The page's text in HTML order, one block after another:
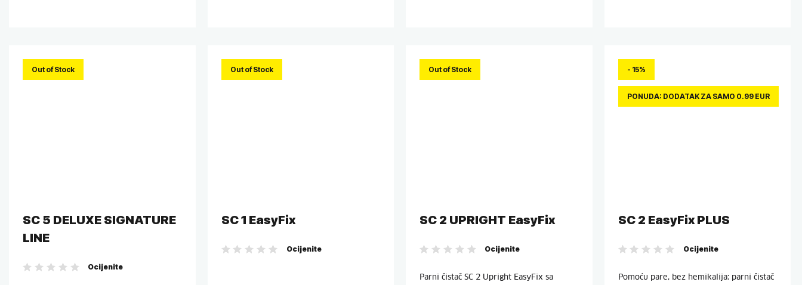
Out of Stock
SC 5 DELUXE SIGNATURE
LINE
Ocijenite
Out of Stock
SC 1 EasyFix
Ocijenite
Out of Stock
SC 2 UPRIGHT EasyFix
Ocijenite
Parni čistač SC 2 Upright EasyFix sa
- 15%
PONUDA: DODATAK ZA SAMO 0.99 EUR
SC 2 EasyFix PLUS
Ocijenite
Pomoću pare, bez hemikalija: parni čistač